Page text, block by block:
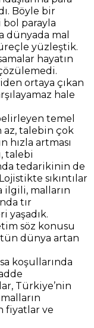
Böyle bir
parayla
dünyada mal
yüzleştik.
hayatın
ortaya çıkan
hale
temel
az, talebin çok
hızla artması
talebi
tedarikinin de
sıkıntılar
ilgili, malların
tır
yaşadık.
söz konusu
dünya artan
koşullarında
Türkiye’nin
fiyatlar ve